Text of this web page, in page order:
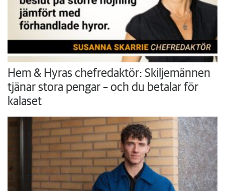
Hem & Hyras chefredaktör: Skiljemännen
tjänar stora pengar – och du betalar för
kalaset